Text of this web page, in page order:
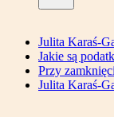
Julita Karaś-
Jakie są
Przy
Julita Karaś-